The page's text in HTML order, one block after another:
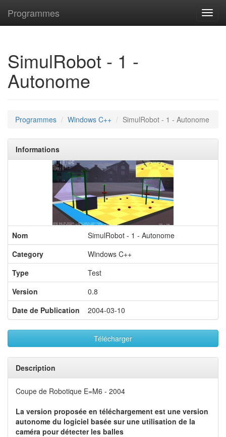
Programmes
SimulRobot - 1 -
Autonome
Programmes Windows C++ SimulRobot - 1 - Autonome
Informations
Nom
SimulRobot - 1 - Autonome
Category
Windows C++
Type
Test
Version
0.8
Date de Publication
2004-03-10
Télécharger
Description
Coupe de Robotique E=M6 - 2004
La version proposée en téléchargement est une version
autonome du logiciel basée sur une utilisation de la
caméra pour détecter les balles